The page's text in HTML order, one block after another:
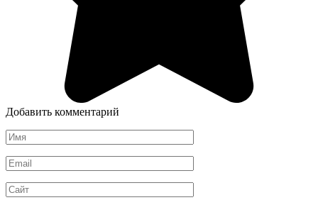
Добавить комментарий
Имя
*
Email
*
Сайт